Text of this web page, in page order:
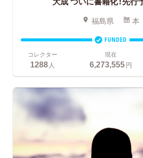
福島県 本
FUNDED
コレクター
1288 人
現在
6,273,555円